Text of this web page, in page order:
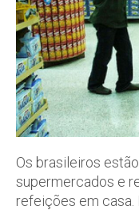
Os brasileiros
supermercados e
refeições em casa.